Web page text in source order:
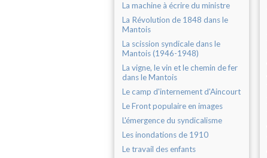
La machine à écrire du ministre
La Révolution de 1848 dans le
Mantois
La scission syndicale dans le
Mantois (1946-1948)
La vigne, le vin et le chemin de fer
dans le Mantois
Le camp d'internement d'Aincourt
Le Front populaire en images
L'émergence du syndicalisme
Les inondations de 1910
Le travail des enfants